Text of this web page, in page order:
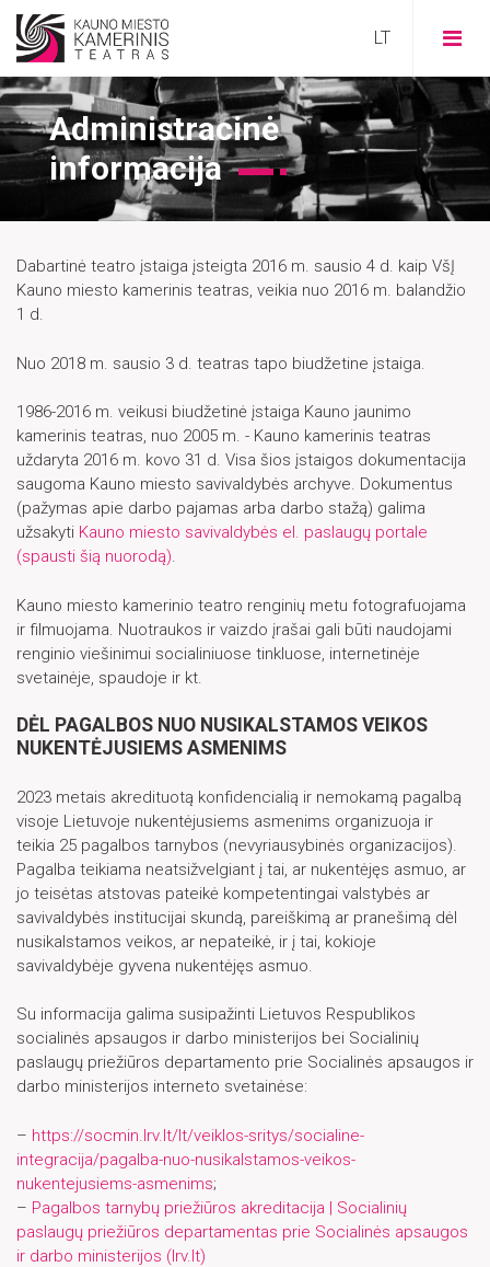
STIPRU
PRAMOGAI
TERAPIJAI
ŠEIMAI
NEFORMATAS
ENGLISH FRIENDLY
KŪRĖJAI
ISTORIJA
ERDVĖS
APDOVANOJIMAI
IŠEITIES TAŠKAS
ESKIZŲ KONKURSAS
ĮTRAUKIOJI SCENOS MENŲ
PLATFORMA „SERPANTINO
PRODIUSERIŲ UGDYMO PROGRAMA
DANCING ID
RUGPJŪTIS 2026
1
4
10 11 12 13 14 15
24 25 27 29 30
Administracinė
informacija
Dabartinė teatro įstaiga įsteigta 2016 m. sausio 4 d. kaip VšĮ
Kauno miesto kamerinis teatras, veikia nuo 2016 m. balandžio
1 d.
Nuo 2018 m. sausio 3 d. teatras tapo biudžetine įstaiga.
1986-2016 m. veikusi biudžetinė įstaiga Kauno jaunimo
kamerinis teatras, nuo 2005 m. - Kauno kamerinis teatras
uždaryta 2016 m. kovo 31 d. Visa šios įstaigos dokumentacija
saugoma Kauno miesto savivaldybės archyve. Dokumentus
(pažymas apie darbo pajamas arba darbo stažą) galima
užsakyti Kauno miesto savivaldybės el. paslaugų portale
(spausti šią nuorodą).
Kauno miesto kamerinio teatro renginių metu fotografuojama
ir filmuojama. Nuotraukos ir vaizdo įrašai gali būti naudojami
renginio viešinimui socialiniuose tinkluose, internetinėje
svetainėje, spaudoje ir kt.
DĖL PAGALBOS NUO NUSIKALSTAMOS VEIKOS
NUKENTĖJUSIEMS ASMENIMS
2023 metais akredituotą konfidencialią ir nemokamą pagalbą
visoje Lietuvoje nukentėjusiems asmenims organizuoja ir
teikia 25 pagalbos tarnybos (nevyriausybinės organizacijos).
Pagalba teikiama neatsižvelgiant į tai, ar nukentėjęs asmuo, ar
jo teisėtas atstovas pateikė kompetentingai valstybės ar
savivaldybės institucijai skundą, pareiškimą ar pranešimą dėl
nusikalstamos veikos, ar nepateikė, ir į tai, kokioje
savivaldybėje gyvena nukentėjęs asmuo.
Su informacija galima susipažinti Lietuvos Respublikos
socialinės apsaugos ir darbo ministerijos bei Socialinių
paslaugų priežiūros departamento prie Socialinės apsaugos ir
darbo ministerijos interneto svetainėse:
– https://socmin.lrv.lt/lt/veiklos-sritys/socialine-
integracija/pagalba-nuo-nusikalstamos-veikos-
nukentejusiems-asmenims;
– Pagalbos tarnybų priežiūros akreditacija | Socialinių
paslaugų priežiūros departamentas prie Socialinės apsaugos
ir darbo ministerijos (lrv.lt)